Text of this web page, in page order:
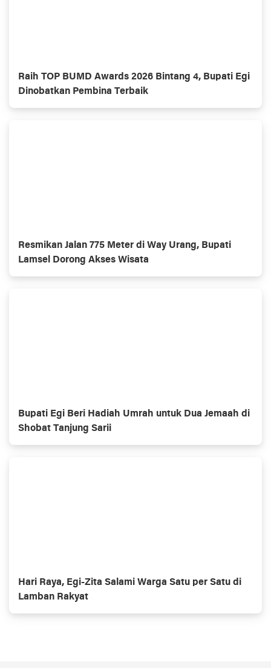
Raih TOP BUMD Awards 2026 Bintang 4, Bupati Egi
Dinobatkan Pembina Terbaik
Resmikan Jalan 775 Meter di Way Urang, Bupati
Lamsel Dorong Akses Wisata
Bupati Egi Beri Hadiah Umrah untuk Dua Jemaah di
Shobat Tanjung Sarii
Hari Raya, Egi-Zita Salami Warga Satu per Satu di
Lamban Rakyat